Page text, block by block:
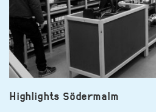
Highlights Södermalm